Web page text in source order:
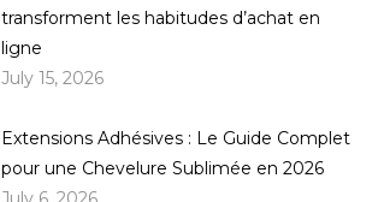
transforment les habitudes d’achat en
ligne
July 15, 2026
Extensions Adhésives : Le Guide Complet
pour une Chevelure Sublimée en 2026